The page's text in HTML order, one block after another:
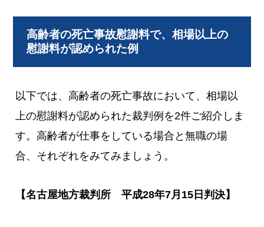
高齢者の死亡事故慰謝料で、相場以上の
慰謝料が認められた例
以下では、高齢者の死亡事故において、相場以
上の慰謝料が認められた裁判例を2件ご紹介しま
す。高齢者が仕事をしている場合と無職の場
合、それぞれをみてみましょう。
【名古屋地方裁判所 平成28年7月15日判決】